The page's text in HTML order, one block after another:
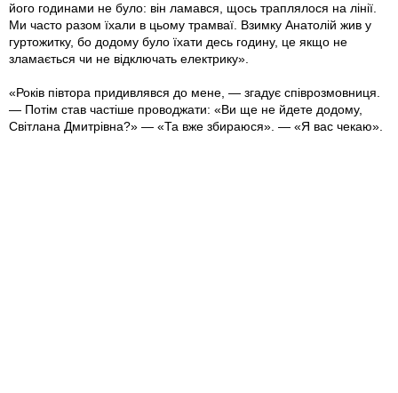
його годинами не було: він ламався, щось траплялося на лінії.
Ми часто разом їхали в цьому трамваї. Взимку Анатолій жив у
гуртожитку, бо додому було їхати десь годину, це якщо не
зламається чи не відключать електрику».
«Років півтора придивлявся до мене, — згадує співрозмовниця.
— Потім став частіше проводжати: «Ви ще не йдете додому,
Світлана Дмитрівна?» — «Та вже збираюся». — «Я вас чекаю».